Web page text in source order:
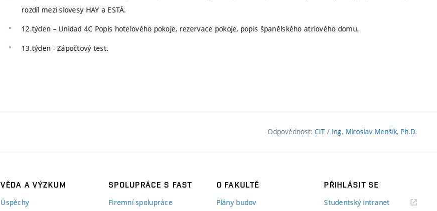
rozdíl mezi slovesy HAY a ESTÁ.
12.týden – Unidad 4C Popis hotelového pokoje, rezervace pokoje, popis španělského atriového domu.
13.týden - Zápočtový test.
Odpovědnost: CIT / Ing. Miroslav Menšík, Ph.D.
VĚDA A VÝZKUM
Úspěchy
SPOLUPRÁCE S FAST
Firemní spolupráce
O FAKULTĚ
Plány budov
PŘIHLÁSIT SE
Studentský intranet(externí